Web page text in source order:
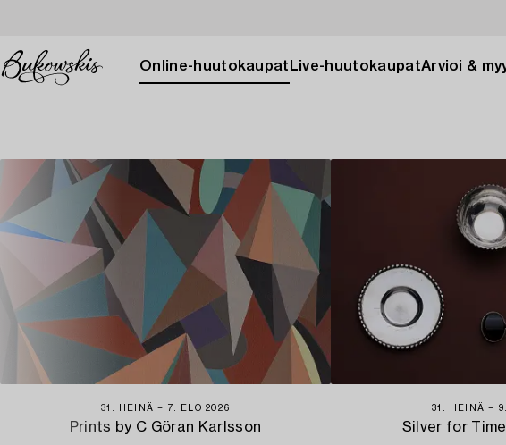
Online-huutokaupat Live-huutokaupatArvioi &
31. HEINÄ − 7. ELO 2026
Prints by C Göran Karlsson
31. HEINÄ −
Silver for